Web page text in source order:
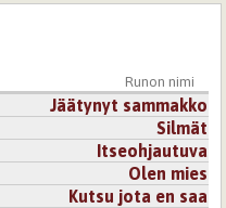
Runon nimi
Jäätynyt sammakko
Silmät
Itseohjautuva
Olen mies
Kutsu jota en saa